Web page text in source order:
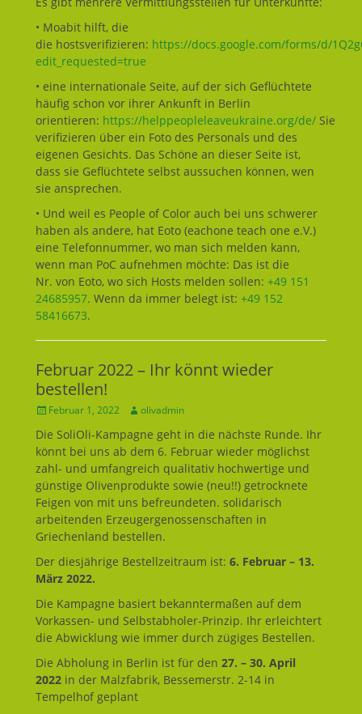
• Moabit hilft, die
die hostsverifizieren: https://docs.google.com/forms/d/
edit_requested=true
• eine internationale Seite, auf der sich Geflüchtete
häufig schon vor ihrer Ankunft in Berlin
orientieren: https://helppeopleleaveukraine.org/de/ Sie
verifizieren über ein Foto des Personals und des
eigenen Gesichts. Das Schöne an dieser Seite ist,
dass sie Geflüchtete selbst aussuchen können, wen
sie ansprechen.
• Und weil es People of Color auch bei uns schwerer
haben als andere, hat Eoto (eachone teach one e.V.)
eine Telefonnummer, wo man sich melden kann,
wenn man PoC aufnehmen möchte: Das ist die
Nr. von Eoto, wo sich Hosts melden sollen: +49 151
24685957. Wenn da immer belegt ist: +49 152
58416673.
Februar 2022 – Ihr könnt wieder
bestellen!
Geposted
Februar 1, 2022 Autorolivadmin
Die SoliOli-Kampagne geht in die nächste Runde. Ihr
könnt bei uns ab dem 6. Februar wieder möglichst
zahl- und umfangreich qualitativ hochwertige und
günstige Olivenprodukte sowie (neu!!) getrocknete
Feigen von mit uns befreundeten. solidarisch
arbeitenden Erzeugergenossenschaften in
Griechenland bestellen.
Der diesjährige Bestellzeitraum ist: 6. Februar – 13.
März 2022.
Die Kampagne basiert bekanntermaßen auf dem
Vorkassen- und Selbstabholer-Prinzip. Ihr erleichtert
die Abwicklung wie immer durch zügiges Bestellen.
Die Abholung in Berlin ist für den 27. – 30. April
2022 in der Malzfabrik, Bessemerstr. 2-14 in
Tempelhof geplant